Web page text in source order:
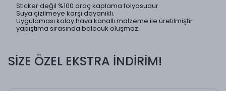
Sticker değil %100 araç kaplama folyosudur.
Suya çizilmeye karşı dayanıklı.
Uygulaması kolay hava kanallı malzeme ile üretilmiştir
yapıştıma sırasında balocuk oluşmaz.
SİZE ÖZEL EKSTRA İNDİRİM!